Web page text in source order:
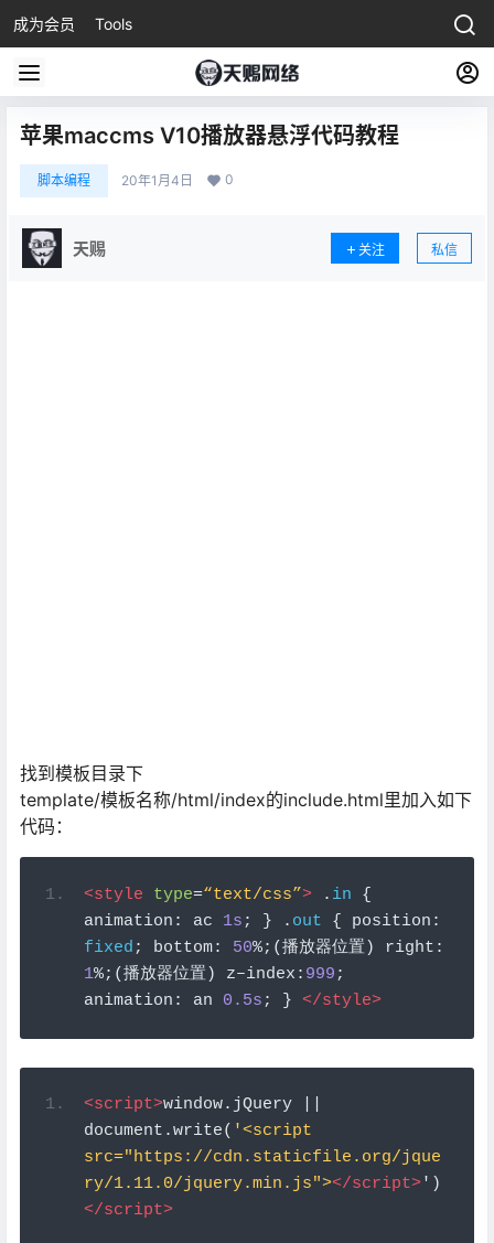
成为会员 Tools
苹果maccms V10播放器悬浮代码教程
脚本编程 20年1月4日 0
天赐 关注 私信
找到模板目录下
template/模板名称/html/index的include.html里加入如下
代码：
<style type=“text/css”> . in
{
animation : ac 1s ; } . out { position :
fixed ; bottom: 50%;(播放器位置) right :
1%;(播放器位置) z–index : 999 ;
animation : an 0.5s ; } </style>
<script>window. jQuery
document .write( '<script
src="https://cdn.staticfile.org/jque
ry/1.11.0/jquery.min.js"></script>')
</script>